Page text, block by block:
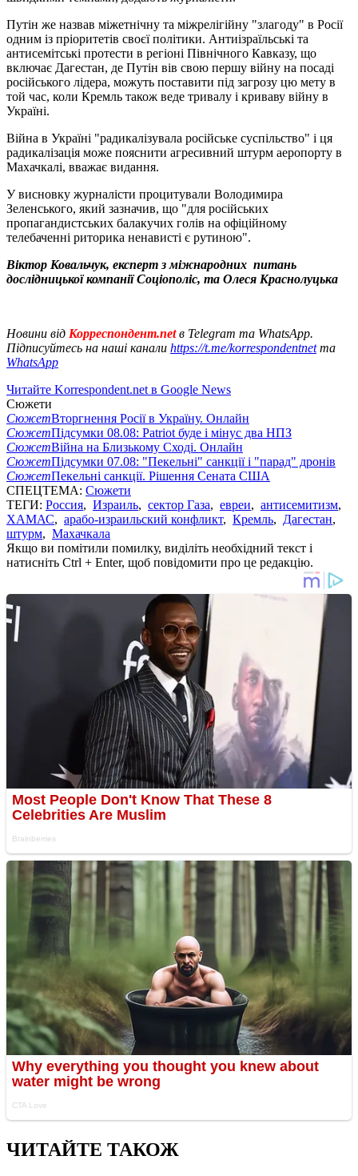
Путін же назвав міжетнічну та міжрелігійну "злагоду" в Росії
одним із пріоритетів своєї політики. Антиізраїльські та
антисемітські протести в регіоні Північного Кавказу, що
включає Дагестан, де Путін вів свою першу війну на посаді
російського лідера, можуть поставити під загрозу цю мету в
той час, коли Кремль також веде тривалу і криваву війну в
Україні.
Війна в Україні "радикалізувала російське суспільство" і ця
радикалізація може пояснити агресивний штурм аеропорту в
Махачкалі, вважає видання.
У висновку журналісти процитували Володимира
Зеленського, який зазначив, що "для російських
пропагандистських балакучих голів на офіційному
телебаченні риторика ненависті є рутиною".
Віктор Ковальчук, експерт з міжнародних питань
дослідницької компанії Соціополіс, та Олеся Краснолуцька
Новини від Корреспондент.netв Telegram та WhatsApp.
Підписуйтесь на наші канали https://t.me/korrespondentnetта
WhatsApp
Читайте Korrespondent.net в Google News
Сюжети
СюжетВторгнення Росії в Україну. Онлайн
СюжетПідсумки 08.08: Patriot буде і мінус два НПЗ
СюжетВійна на Близькому Сході. Онлайн
СюжетПідсумки 07.08: "Пекельні" санкції і "парад" дронів
СюжетПекельні санкції. Рішення Сената США
СПЕЦТЕМА: Сюжети
ТЕГИ: Россия, Израиль, сектор Газа, евреи, антисемитизм,
ХАМАС, арабо-израильский конфликт, Кремль, Дагестан,
штурм, Махачкала
Якщо ви помітили помилку, виділіть необхідний текст і
натисніть Ctrl + Enter, щоб повідомити про це редакцію.
ЧИТАЙТЕ ТАКОЖ